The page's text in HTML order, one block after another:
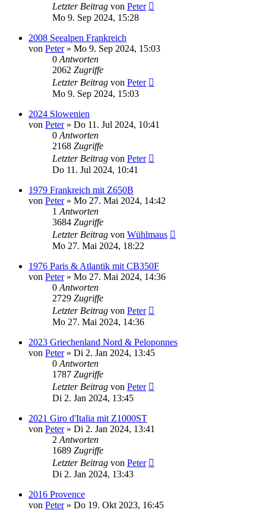
Letzter Beitrag von Peter
Mo 9. Sep 2024, 15:28
2008 Seealpen Frankreich
von Peter» Mo 9. Sep 2024, 15:03
0 Antworten
2062 Zugriffe
Letzter Beitrag von Peter
Mo 9. Sep 2024, 15:03
2024 Slowenien
von Peter» Do 11. Jul 2024, 10:41
0 Antworten
2168 Zugriffe
Letzter Beitrag von Peter
Do 11. Jul 2024, 10:41
1979 Frankreich mit Z650B
von Peter» Mo 27. Mai 2024, 14:42
1 Antworten
3684 Zugriffe
Letzter Beitrag von Wühlmaus
Mo 27. Mai 2024, 18:22
1976 Paris & Atlantik mit CB350F
von Peter» Mo 27. Mai 2024, 14:36
0 Antworten
2729 Zugriffe
Letzter Beitrag von Peter
Mo 27. Mai 2024, 14:36
2023 Griechenland Nord & Peloponnes
von Peter» Di 2. Jan 2024, 13:45
0 Antworten
1787 Zugriffe
Letzter Beitrag von Peter
Di 2. Jan 2024, 13:45
2021 Giro d'Italia mit Z1000ST
von Peter» Di 2. Jan 2024, 13:41
2 Antworten
1689 Zugriffe
Letzter Beitrag von Peter
Di 2. Jan 2024, 13:43
2016 Provence
von Peter» Do 19. Okt 2023, 16:45